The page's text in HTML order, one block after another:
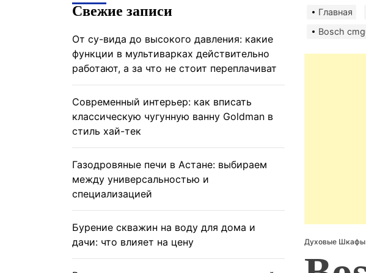
Главная
Bosch
Духовые Шкафы
Свежие записи
От су-вида до высокого давления: какие
функции в мультиварках действительно
работают, а за что не стоит переплачиват
Современный интерьер: как вписать
классическую чугунную ванну Goldman в
стиль хай-тек
Газодровяные печи в Астане: выбираем
между универсальностью и
специализацией
Бурение скважин на воду для дома и
дачи: что влияет на цену